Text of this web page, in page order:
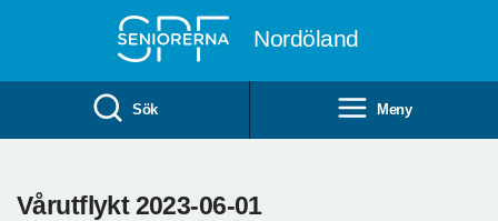
Nordöland
Sök Meny
Vårutflykt 2023-06-01